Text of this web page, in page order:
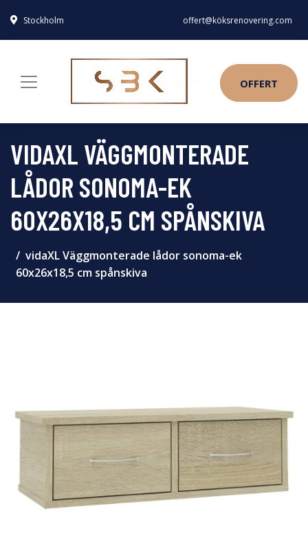
Stockholm offert@köksrenovering.com
OFFERT
VIDAXL VÄGGMONTERADE
LÅDOR SONOMA-EK
60X26X18,5 CM SPÅNSKIVA
vidaXL Väggmonterade lådor sonoma-ek
60x26x18,5 cm spånskiva